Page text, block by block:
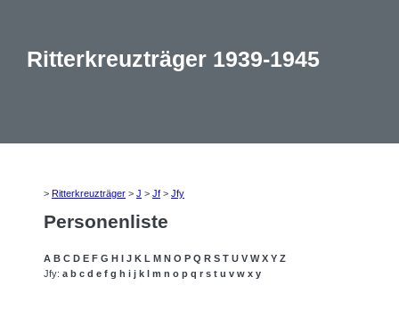
Ritterkreuzträger 1939-1945
> Ritterkreuzträger > J > Jf > Jfy
Personenliste
A B C D E F G H I J K L M N O P Q R S T U V W X Y Z
Jfy: a b c d e f g h i j k l m n o p q r s t u v w x y